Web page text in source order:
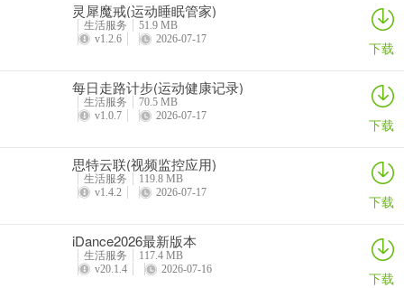
灵犀魔戒(运动睡眠管家)
生活服务
51.9 MB
v1.2.6
2026-07-17 下载
每日走路计步(运动健康记录)
生活服务
70.5 MB
v1.0.7
2026-07-17 下载
思特云联(视频监控应用)
生活服务
119.8 MB
v1.4.2
2026-07-17 下载
iDance2026最新版本
生活服务
117.4 MB
v20.1.4
2026-07-16 下载